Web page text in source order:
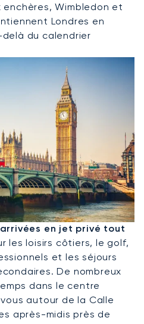
Wimbledon et
Londres en
du calendrier
Pour Malaga
arrivées en jet privé tout
les loisirs côtiers, le golf,
et les séjours
De nombreux
dans le centre
autour de la Calle
après-midis près de